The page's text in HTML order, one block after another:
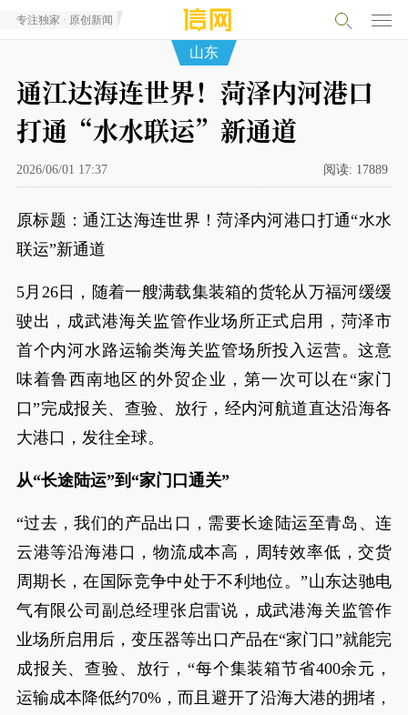
专注独家 · 原创新闻
山东
通江达海连世界！菏泽内河港口
打通“水水联运”新通道
2026/06/01 17:37 阅读: 17889
原标题：通江达海连世界！菏泽内河港口打通“水水
联运”新通道
5月26日，随着一艘满载集装箱的货轮从万福河缓缓
驶出，成武港海关监管作业场所正式启用，菏泽市
首个内河水路运输类海关监管场所投入运营。这意
味着鲁西南地区的外贸企业，第一次可以在“家门
口”完成报关、查验、放行，经内河航道直达沿海各
大港口，发往全球。
从“长途陆运”到“家门口通关”
“过去，我们的产品出口，需要长途陆运至青岛、连
云港等沿海港口，物流成本高，周转效率低，交货
周期长，在国际竞争中处于不利地位。”山东达驰电
气有限公司副总经理张启雷说，成武港海关监管作
业场所启用后，变压器等出口产品在“家门口”就能完
成报关、查验、放行，“每个集装箱节省400余元，
运输成本降低约70%，而且避开了沿海大港的拥堵，